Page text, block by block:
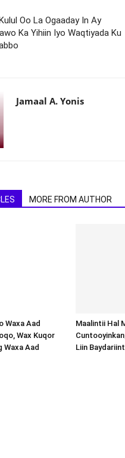
Oo La Ogaaday In Ay
Ka Yihiin Iyo Waqtiyada Ku
Jamaal A. Yonis
MORE FROM AUTHOR
Maalintii Hal
Liin